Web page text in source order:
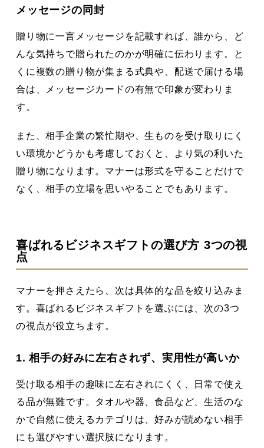
メッセージの同封
贈り物に一言メッセージを記載すれば、誰から、ど
んな気持ちで贈られたのかが明確に伝わります。と
くに複数の贈り物が集まる式典や、配送で届ける場
合は、メッセージカードの有無で印象が変わりま
す。
また、相手企業の繁忙期や、生ものを受け取りにく
い環境かどうかも考慮しておくと、より気の利いた
贈り物になります。マナーは形式を守ることだけで
なく、相手の立場を思いやることでもあります。
喜ばれるビジネスギフトの選び方 3つの視
点
マナーを押さえたら、次は具体的な品を絞り込みま
す。喜ばれるビジネスギフトを選ぶには、次の3つ
の視点が役立ちます。
1. 相手の好みに左右されず、実用性が高いか
受け取る相手の趣味に左右されにくく、日常で使え
る品が無難です。タオルや器、食品など、生活のな
かで自然に使えるカテゴリは、好みが読めない相手
にも選びやすい選択肢になります。